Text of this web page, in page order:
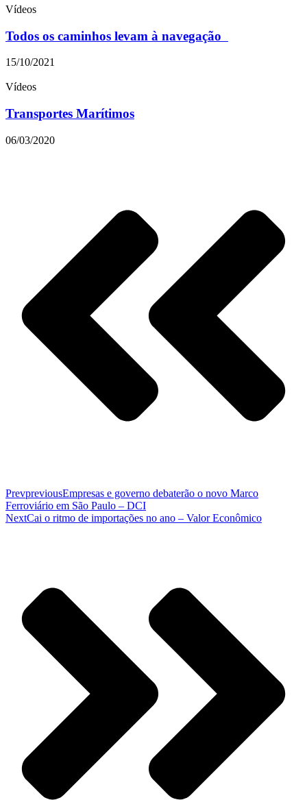
Vídeos
Todos os caminhos levam à navegação
15/10/2021
Vídeos
Transportes Marítimos
06/03/2020
PrevpreviousEmpresas e governo debaterão o novo Marco
Ferroviário em São Paulo – DCI
NextCai o ritmo de importações no ano – Valor Econômico